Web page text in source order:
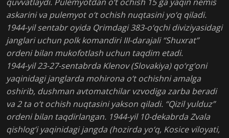
askarini va pulemyot o‘t ochish nuqtasini yo‘q qiladi.
1944-yil sentabr oyida Qrimdagi 383-o‘qchi diviziyasidagi
janglari uchun polk komandiri III-darajali “Shuxrat”
ordeni bilan mukofotlash uchun taqdim etadi.
1944-yil 23-27-sentabrda Klenov (Slovakiya) qo‘rg‘oni
yaqinidagi janglarda mohirona o‘t ochishni amalga
oshirib, dushman avtomatchilar vzvodiga zarba beradi
va 2 ta o‘t ochish nuqtasini yakson qiladi. “Qizil yulduz”
ordeni bilan taqdirlangan. 1944-yil 10-dekabrda Zvala
qishlog‘i yaqinidagi jangda (hozirda yo‘q, Kosice viloyati,